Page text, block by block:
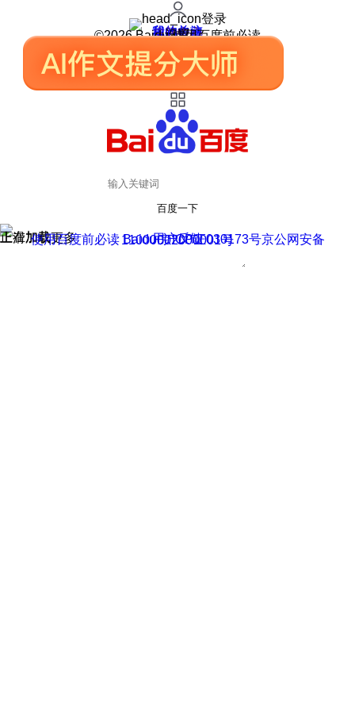
登录
我的关注
我的收藏
皮肤中心
用户反馈
设置
©2026 Baidu 使用百度前必读
百度一下
正在加载
上滑加载更多 用户反馈
使用百度前必读 Baidu 京ICP证030173号
京公网安备11000002000001号